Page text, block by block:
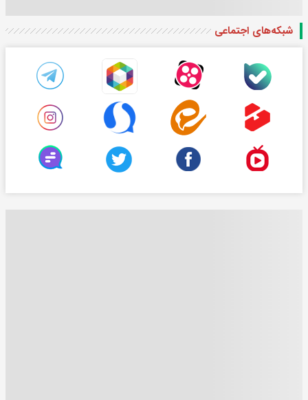
شبکه‌های اجتماعی